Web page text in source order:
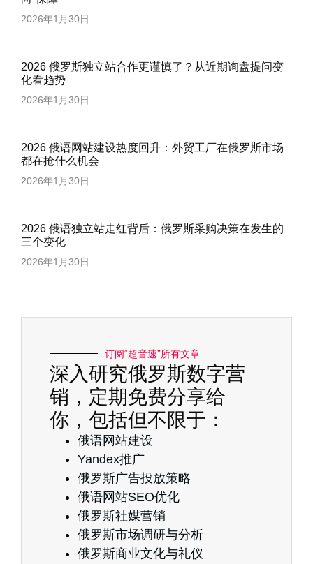
2026年1月30日
2026 俄罗斯独立站合作更谨慎了？从近期询盘提问变
化看趋势
2026年1月30日
2026 俄语网站建设热度回升：外贸工厂在俄罗斯市场
都在抢什么机会
2026年1月30日
2026 俄语独立站走红背后：俄罗斯采购决策在发生的
三个变化
2026年1月30日
订阅“超音速”所有文章
深入研究俄罗斯数字营
销，定期免费分享给
你，包括但不限于：
俄语网站建设
Yandex推广
俄罗斯广告投放策略
俄语网站SEO优化
俄罗斯社媒营销
俄罗斯市场调研与分析
俄罗斯商业文化与礼仪